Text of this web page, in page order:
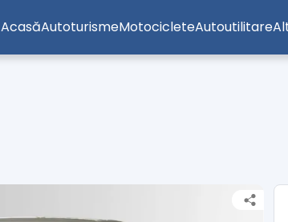
AcasăAutoturismeMotocicleteAutoutilitare